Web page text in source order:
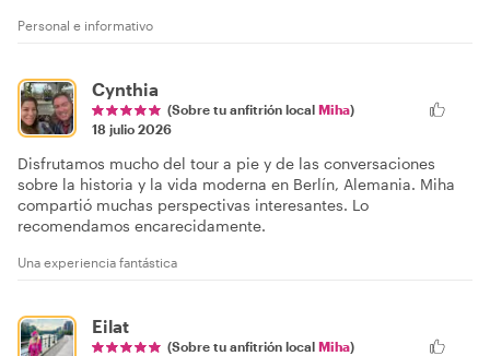
Personal e informativo
Cynthia
(Sobre tu anfitrión local Miha)
18 julio 2026
Disfrutamos mucho del tour a pie y de las conversaciones
sobre la historia y la vida moderna en Berlín, Alemania. Miha
compartió muchas perspectivas interesantes. Lo
recomendamos encarecidamente.
Una experiencia fantástica
Eilat
(Sobre tu anfitrión local Miha)